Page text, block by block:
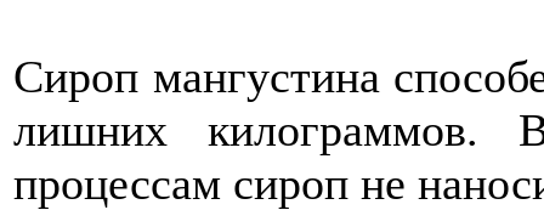
Сироп мангустина
лишних килограммов.
процессам сироп не